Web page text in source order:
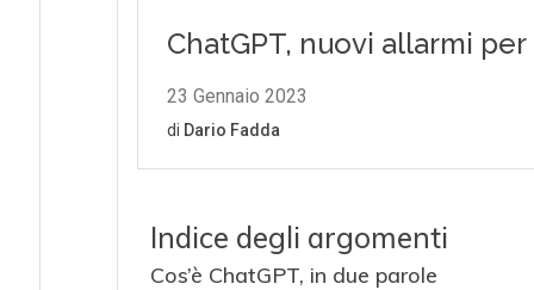
Indice degli argomenti
Cos’è ChatGPT, in due parole